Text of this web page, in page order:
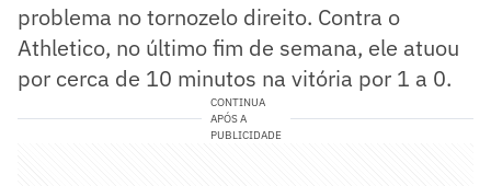
problema no tornozelo direito. Contra o
Athletico, no último fim de semana, ele atuou
por cerca de 10 minutos na vitória por 1 a 0.
CONTINUA
APÓS A
PUBLICIDADE